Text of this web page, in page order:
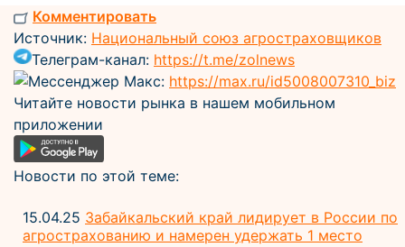
Комментировать
Источник: Национальный союз агростраховщиков
Телеграм-канал: https://t.me/zolnews
Мессенджер Макс: https://max.ru/id5008007310_biz
Читайте новости рынка в нашем мобильном
приложении
Новости по этой теме:
15.04.25 Забайкальский край лидирует в России по
агрострахованию и намерен удержать 1 место